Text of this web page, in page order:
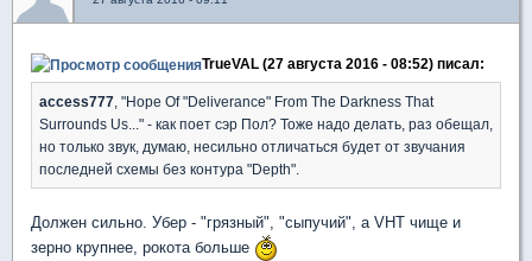
TrueVAL (27 августа 2016 - 08:52) писал:
access777 , "Hope Of "Deliverance" From The Darkness That
Surrounds Us..." - как поет сэр Пол? Тоже надо делать, раз обещал,
но только звук, думаю, несильно отличаться будет от звучания
последней схемы без контура "Depth".
Должен сильно. Убер - "грязный", "сыпучий", а VHT чище и
зерно крупнее, рокота больше